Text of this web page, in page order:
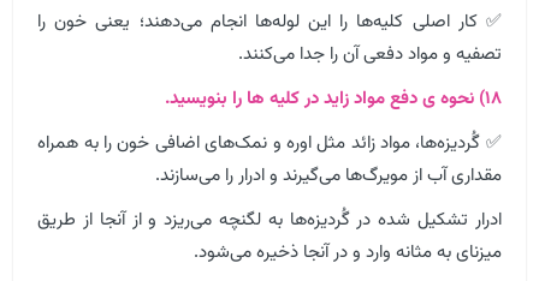
✅ کار اصلی کلیه‌ها را این لوله‌ها انجام می‌دهند؛ یعنی خون را
تصفیه و مواد دفعی آن را جدا می‌کنند.
۱۸) نحوه ی دفع مواد زاید در کلیه ها را بنویسید.
✅ گُردیزه‌ها، مواد زائد مثل اوره و نمک‌های اضافی خون را به همراه
مقداری آب از مویرگ‌ها می‌گیرند و ادرار را می‌سازند.
ادرار تشکیل شده در گُردیزه‌ها به لگنچه می‌ریزد و از آنجا از طریق
میزنای به مثانه وارد و در آنجا ذخیره می‌شود.